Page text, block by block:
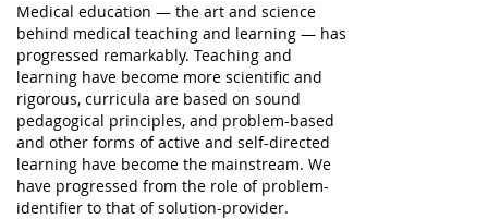
Medical education — the art and science
behind medical teaching and learning — has
progressed remarkably. Teaching and
learning have become more scientific and
rigorous, curricula are based on sound
pedagogical principles, and problem-based
and other forms of active and self-directed
learning have become the mainstream. We
have progressed from the role of problem-
identifier to that of solution-provider.